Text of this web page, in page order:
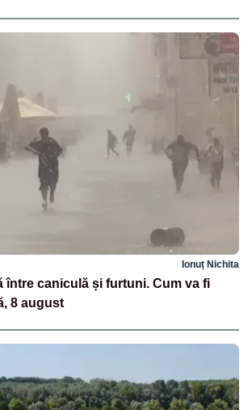
Ionuț Nichita
între caniculă și furtuni. Cum va fi
8 august